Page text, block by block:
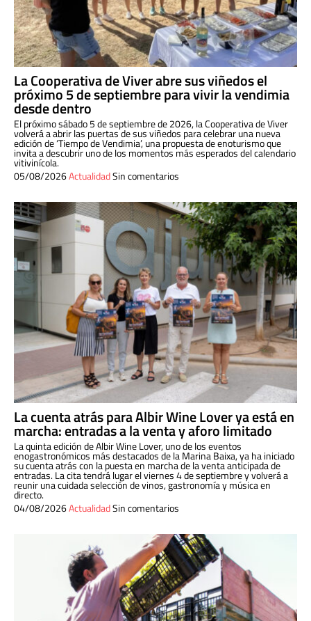
La Cooperativa de Viver abre sus viñedos el
próximo 5 de septiembre para vivir la vendimia
desde dentro
El próximo sábado 5 de septiembre de 2026, la Cooperativa de Viver
volverá a abrir las puertas de sus viñedos para celebrar una nueva
edición de ‘Tiempo de Vendimia’, una propuesta de enoturismo que
invita a descubrir uno de los momentos más esperados del calendario
vitivinícola.
05/08/2026ActualidadSin comentarios
La cuenta atrás para Albir Wine Lover ya está en
marcha: entradas a la venta y aforo limitado
La quinta edición de Albir Wine Lover, uno de los eventos
enogastronómicos más destacados de la Marina Baixa, ya ha iniciado
su cuenta atrás con la puesta en marcha de la venta anticipada de
entradas. La cita tendrá lugar el viernes 4 de septiembre y volverá a
reunir una cuidada selección de vinos, gastronomía y música en
directo.
04/08/2026ActualidadSin comentarios